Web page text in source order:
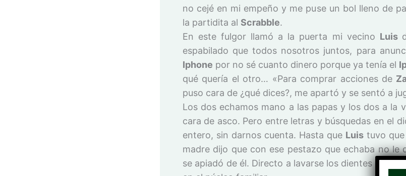
no cejé en mi empeño y me puse un bol lleno de
la partidita al Scrabble.
En este fulgor llamó a la puerta mi vecino Luis
espabilado que todos nosotros juntos, para
Iphone por no sé cuanto dinero porque ya tenía el
qué quería el otro… «Para comprar acciones de
puso cara de ¿qué dices?, me apartó y se sentó a
Los dos echamos mano a las papas y los dos a la
cara de asco. Pero entre letras y búsquedas en el
entero, sin darnos cuenta. Hasta que Luis tuvo
madre dijo que con ese pestazo que echaba no le
se apiadó de él. Directo a lavarse los dientes para